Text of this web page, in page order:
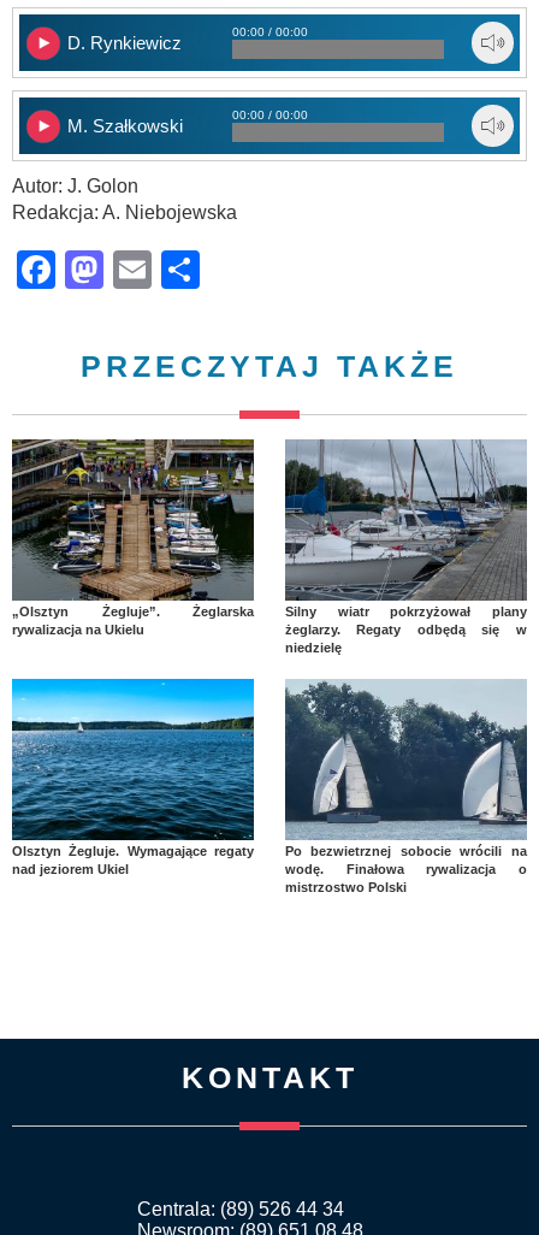
D. Rynkiewicz
00:00 / 00:00
M. Szałkowski
00:00 / 00:00
Autor: J. Golon
Redakcja: A. Niebojewska
Facebook
Mastodon
Email
PRZECZYTAJ TAKŻE
„Olsztyn Żegluje”. Żeglarska
rywalizacja na Ukielu
Silny wiatr pokrzyżował plany
żeglarzy. Regaty odbędą się w
niedzielę
Olsztyn Żegluje. Wymagające regaty
nad jeziorem Ukiel
Po bezwietrznej sobocie wrócili na
wodę. Finałowa rywalizacja o
mistrzostwo Polski
KONTAKT
Centrala: (89) 526 44 34